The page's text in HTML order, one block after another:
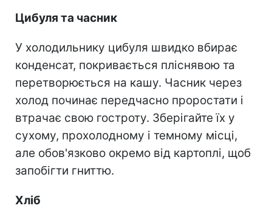
Цибуля та часник
У холодильнику цибуля швидко вбирає
конденсат, покривається пліснявою та
перетворюється на кашу. Часник через
холод починає передчасно проростати і
втрачає свою гостроту. Зберігайте їх у
сухому, прохолодному і темному місці,
але обов'язково окремо від картоплі, щоб
запобігти гниттю.
Хліб